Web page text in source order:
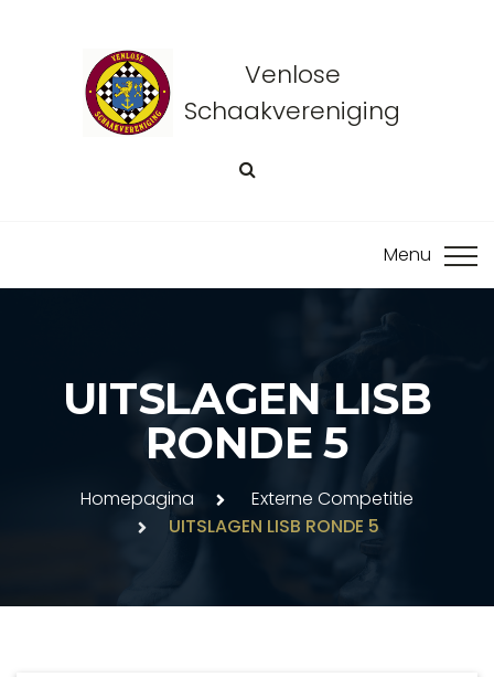
Venlose
Schaakvereniging
UITSLAGEN LISB
RONDE 5
Homepagina
Externe Competitie
UITSLAGEN LISB RONDE 5